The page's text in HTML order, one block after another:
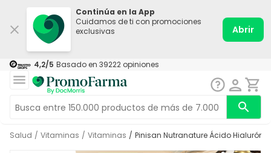
Continúa en la App
Cuidamos de ti con promociones
exclusivas
Abrir
4,2/5 Basado en 39222 opiniones
Salud / Vitaminas / Vitaminas / Pinisan Nutranature Ácido